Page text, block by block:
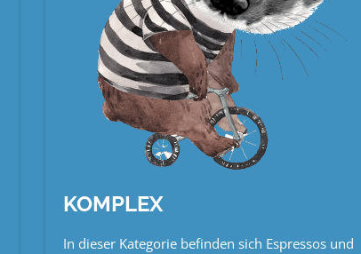
KOMPLEX
In dieser Kategorie befinden sich Espressos und